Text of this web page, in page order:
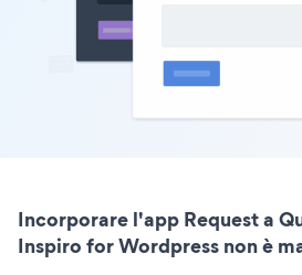
Incorporare l'app Request a
Inspiro for Wordpress non è